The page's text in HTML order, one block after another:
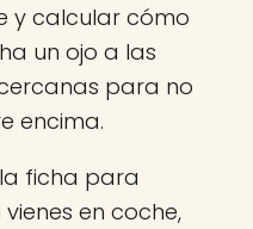
y calcular cómo
un ojo a las
para no
encima.
ficha para
en coche,